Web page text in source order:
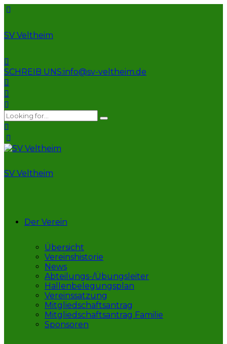
SV Veltheim
SCHREIB UNS:info@sv-veltheim.de
SV Veltheim
Der Verein
Übersicht
Vereinshistorie
News
Abteilungs-/Übungsleiter
Hallenbelegungsplan
Vereinssatzung
Mitgliedschaftsantrag
Mitgliedschaftsantrag Familie
Sponsoren